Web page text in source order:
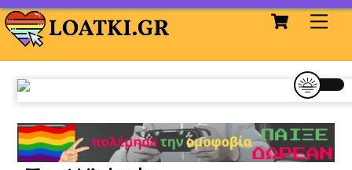
Skip
to
content
Cart